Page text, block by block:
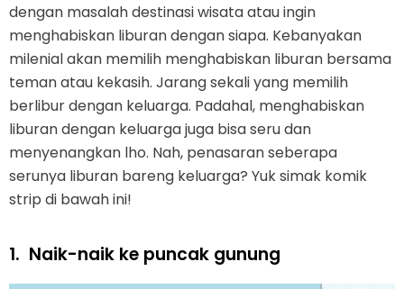
dengan masalah destinasi wisata atau ingin
menghabiskan liburan dengan siapa. Kebanyakan
milenial akan memilih menghabiskan liburan bersama
teman atau kekasih. Jarang sekali yang memilih
berlibur dengan keluarga. Padahal, menghabiskan
liburan dengan keluarga juga bisa seru dan
menyenangkan lho. Nah, penasaran seberapa
serunya liburan bareng keluarga? Yuk simak komik
strip di bawah ini!
1. Naik-naik ke puncak gunung